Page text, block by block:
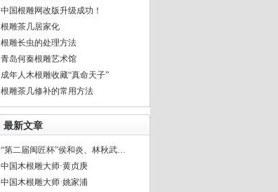
中国根雕网改版升级成功！
根雕茶几居家化
根雕长虫的处理方法
青岛何秦根雕艺术馆
成年人木根雕收藏“真命天子”
根雕茶几修补的常用方法
最新文章
“第二届闽匠杯”侯和炎、林秋武…
中国木根雕大师·黄贞庚
中国木根雕大师·姚家浦